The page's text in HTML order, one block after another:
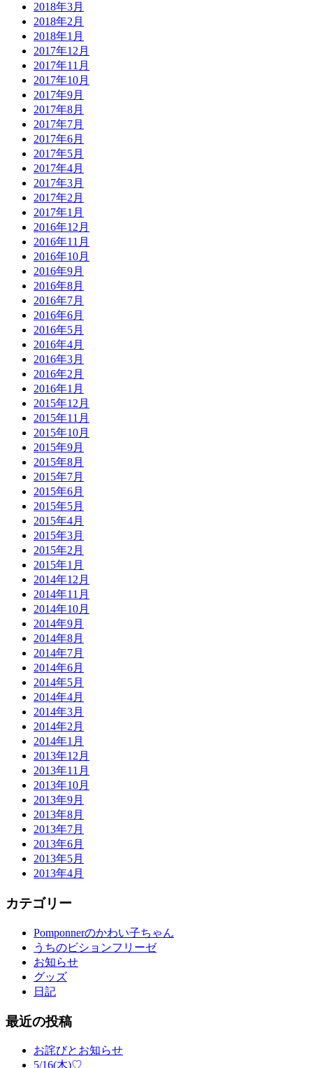
2018年3月
2018年2月
2018年1月
2017年12月
2017年11月
2017年10月
2017年9月
2017年8月
2017年7月
2017年6月
2017年5月
2017年4月
2017年3月
2017年2月
2017年1月
2016年12月
2016年11月
2016年10月
2016年9月
2016年8月
2016年7月
2016年6月
2016年5月
2016年4月
2016年3月
2016年2月
2016年1月
2015年12月
2015年11月
2015年10月
2015年9月
2015年8月
2015年7月
2015年6月
2015年5月
2015年4月
2015年3月
2015年2月
2015年1月
2014年12月
2014年11月
2014年10月
2014年9月
2014年8月
2014年7月
2014年6月
2014年5月
2014年4月
2014年3月
2014年2月
2014年1月
2013年12月
2013年11月
2013年10月
2013年9月
2013年8月
2013年7月
2013年6月
2013年5月
2013年4月
カテゴリー
Pomponnerのかわい子ちゃん
うちのビションフリーゼ
お知らせ
グッズ
日記
最近の投稿
お詫びとお知らせ
5/16(木)♡